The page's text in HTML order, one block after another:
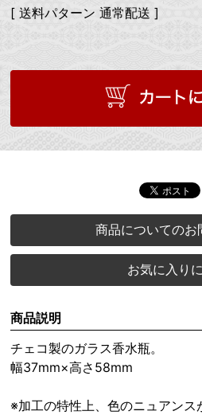
[ 送料パターン 通常配送 ]
商品についてのお
お気に入り
商品説明
チェコ製のガラス香水瓶。
幅37mm×高さ58mm
※加工の特性上、色のニュアンス